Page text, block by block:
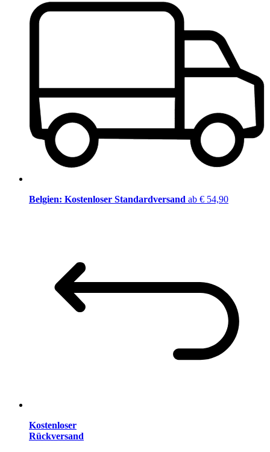
Belgien: Kostenloser Standardversand ab € 54,90
Kostenloser
Rückversand